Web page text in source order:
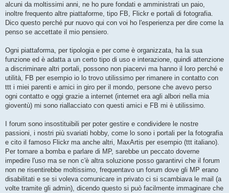
a
g
i
o
alcuni da moltissimi anni, ne ho pure fondati e amministrati un paio,
inoltre frequento altre piattaforme, tipo FB, Flickr e portali di fotografia.
Dico questo perché pur nuovo qui con voi ho l'esperienza per dire come la
penso se accettate il mio pensiero.
Ogni piattaforma, per tipologia e per come è organizzata, ha la sua
funzione ed è adatta a un certo tipo di uso e interazione, quindi attenzione
a discriminare altri portali, possono non piacervi ma hanno il loro perché e
utilità, FB per esempio io lo trovo utilissimo per rimanere in contatto con
ttt i miei parenti e amici in giro per il mondo, persone che avevo perso
ogni contatto e oggi grazie a internet (internet era agli albori nella mia
gioventù) mi sono riallacciato con questi amici e FB mi è utilissimo.
I forum sono insostituibili per poter gestire e condividere le nostre
passioni, i nostri più svariati hobby, come lo sono i portali per la fotografia
e cito il famoso Flickr ma anche altri, MaxArtis per esempio (ttt italiano).
Per tornare a bomba e parlare di MP, sarebbe un peccato doverne
impedire l'uso ma se non c'è altra soluzione posso garantirvi che il forum
non ne risentirebbe moltissimo, frequentavo un forum dove gli MP erano
disabilitati e se si voleva comunicare in privato ci si scambiava le mail (a
volte tramite gli admin), dicendo questo si può facilmente immaginare che